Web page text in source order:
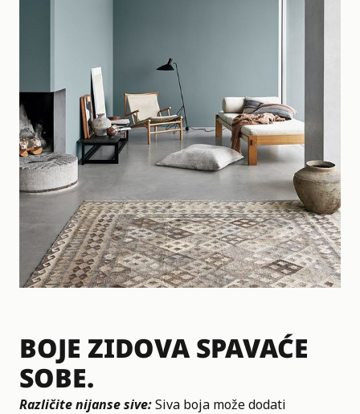
BOJE ZIDOVA SPAVAĆE
SOBE.
Različite nijanse sive:Siva boja može dodati